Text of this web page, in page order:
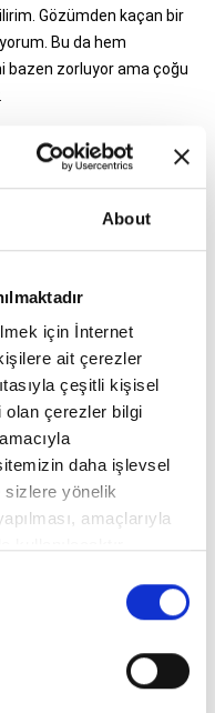
About
için İnternet
ait çerezler
çeşitli kişisel
çerezler bilgi
daha işlevsel
sizlere yönelik
amaçlarıyla
ilişkin detaylı bilgi
Çerez Bilgilendirme
Kanunu uyarınca
Gözümden kaçan bir
Bu da hem
bazen zorluyor ama çoğu
Bir Geçiş Evresi
Ne Kadar